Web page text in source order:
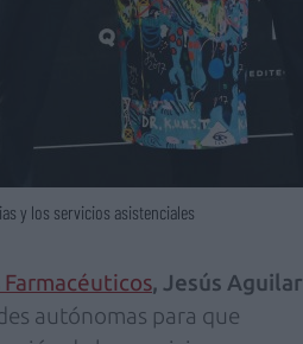
y los servicios asistenciales
, Jesús Aguilar
autónomas para que